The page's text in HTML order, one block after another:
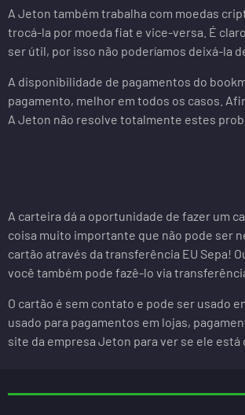
A Jeton também trabalha com moedas
trocá-la por moeda fiat e vice-versa. É
ser útil, por isso não poderíamos deixá-la
A disponibilidade de pagamentos do
pagamento, melhor em todos os casos.
A Jeton não resolve totalmente estes
A carteira dá a oportunidade de fazer um
coisa muito importante que não pode ser
cartão através da transferência EU Sepa!
você também pode fazê-lo via
O cartão é sem contato e pode ser usado
usado para pagamentos em lojas,
site da empresa Jeton para ver se ele